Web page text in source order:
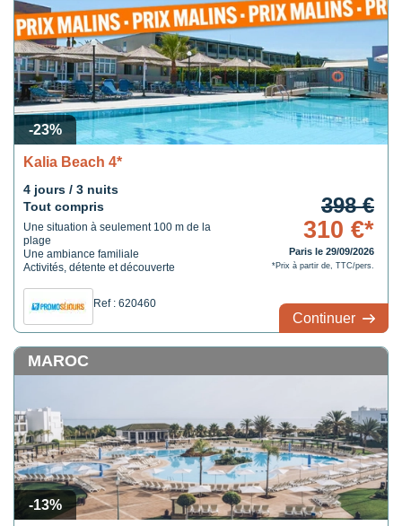
-23%
Kalia Beach 4*
4 jours / 3 nuits
Tout compris
Une situation à seulement 100 m de la
plage
Une ambiance familiale
Activités, détente et découverte
Ref : 620460
398 €
310 €*
Paris le 29/09/2026
*Prix à partir de, TTC/pers.
Continuer
-13%
MAROC